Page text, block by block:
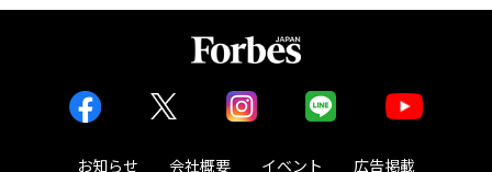
お知らせ 会社概要 イベント 広告掲載